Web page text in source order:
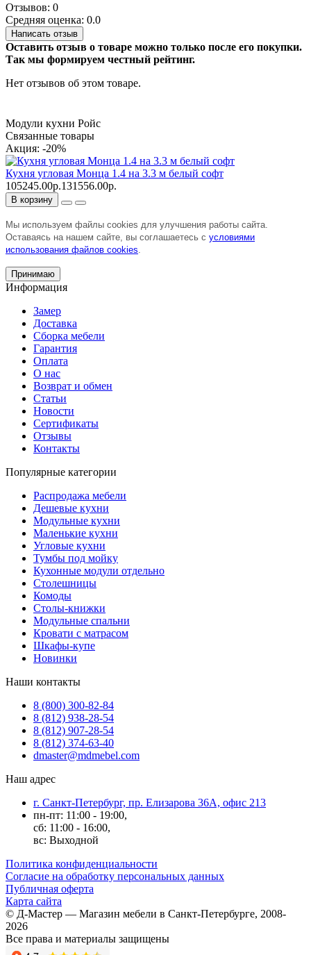
Отзывов: 0
Средняя оценка: 0.0
Написать отзыв
Оставить отзыв о товаре можно только после его покупки.
Так мы формируем честный рейтинг.
Нет отзывов об этом товаре.
Модули кухни Ройс
Связанные товары
Акция: -20%
Кухня угловая Монца 1.4 на 3.3 м белый софт
105245.00р.131556.00р.
В корзину
Мы используем файлы cookies для улучшения работы сайта.
Оставаясь на нашем сайте, вы соглашаетесь с условиями
использования файлов cookies
Принимаю
Информация
Замер
Доставка
Сборка мебели
Гарантия
Оплата
О нас
Возврат и обмен
Статьи
Новости
Сертификаты
Отзывы
Контакты
Популярные категории
Распродажа мебели
Дешевые кухни
Модульные кухни
Маленькие кухни
Угловые кухни
Тумбы под мойку
Кухонные модули отдельно
Столешницы
Комоды
Столы-книжки
Модульные спальни
Кровати с матрасом
Шкафы-купе
Новинки
Наши контакты
8 (800) 300-82-84
8 (812) 938-28-54
8 (812) 907-28-54
8 (812) 374-63-40
dmaster@mdmebel.com
Наш адрес
г. Санкт-Петербург, пр. Елизарова 36А, офис 213
пн-пт: 11:00 - 19:00,
сб: 11:00 - 16:00,
вс: Выходной
Политика конфиденциальности
Согласие на обработку персональных данных
Публичная оферта
Карта сайта
© Д-Мастер — Магазин мебели в Санкт-Петербурге, 2008-
2026
Все права и материалы защищены